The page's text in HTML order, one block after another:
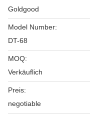
Goldgood
Model Number:
DT-68
MOQ:
Verkäuflich
Preis:
negotiable